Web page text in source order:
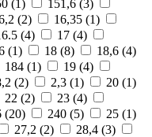
(1 ) 151,6 (3)
(2) 16,35 (1)
(4) 17 (4)
(1) 18 (8) 18,6 (4)
184 (1) 19 (4)
(2) 2,3 (1) 20 (1)
22 (2) 23 (4)
(20) 240 (5) 25 (1)
27,2 (2) 28,4 (3)